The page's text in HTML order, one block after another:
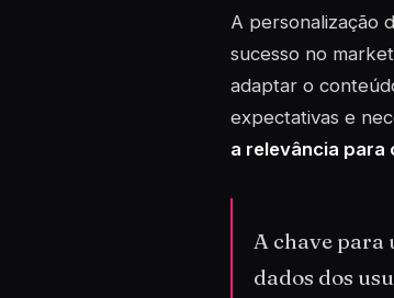
A personalização
sucesso no
adaptar o
expectativas e
a relevância para
A chave para
dados dos